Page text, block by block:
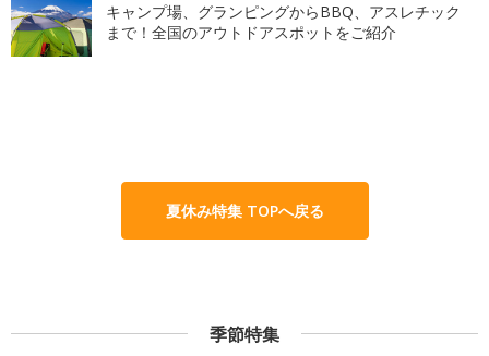
キャンプ場、グランピングからBBQ、アスレチック
まで！全国のアウトドアスポットをご紹介
夏休み特集 TOPへ戻る
季節特集